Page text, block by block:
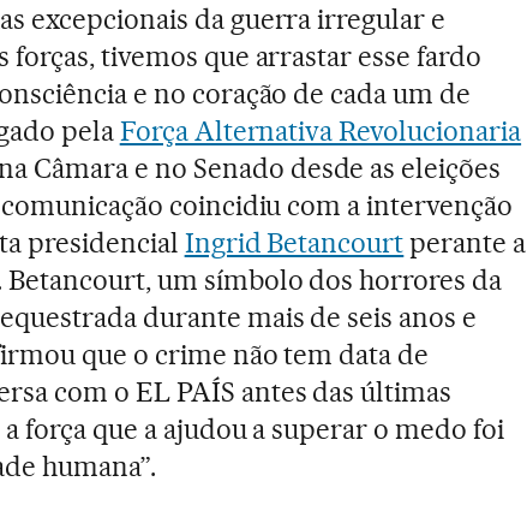
excepcionais da guerra irregular e
tivemos que arrastar esse fardo
e no coração de cada um de
pelaForça Alternativa Revolucionaria
Câmara e no Senado desde as eleições
coincidiu com a intervenção
presidencial Ingrid Betancourtperante a
Betancourt, um símbolo dos horrores da
durante mais de seis anos e
que o crime não tem data de
com o EL PAÍS antes das últimas
força que a ajudou a superar o medo foi
humana”.